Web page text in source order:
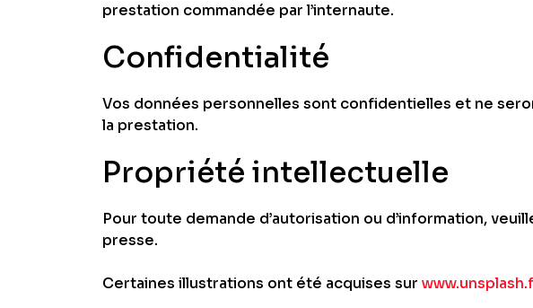
prestation commandée par l’internaute.
Confidentialité
Vos données personnelles sont confidentielles et ne
la prestation.
Propriété intellectuelle
Pour toute demande d’autorisation ou d’information,
presse.
Certaines illustrations ont été acquises sur